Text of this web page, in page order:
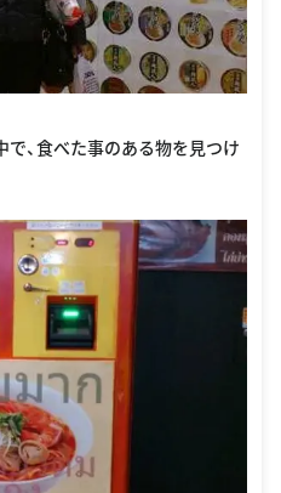
、食べた事のある物を見つけ